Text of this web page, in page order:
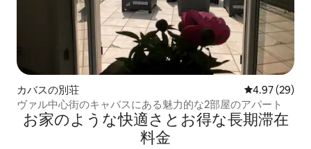
カバスの別荘 レビュー29
4.97 (29)
ヴァル中心街のキャバスにある魅力的な2部屋のアパート
お家のような快⁠適⁠さ⁠とお⁠得⁠な長⁠期⁠滞⁠在
料⁠金